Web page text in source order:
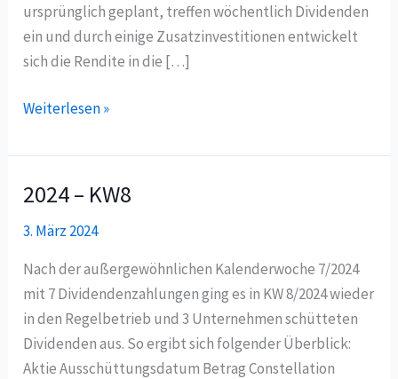
ursprünglich geplant, treffen wöchentlich Dividenden
ein und durch einige Zusatzinvestitionen entwickelt
sich die Rendite in die […]
Weiterlesen »
2024 – KW8
3. März 2024
Nach der außergewöhnlichen Kalenderwoche 7/2024
mit 7 Dividendenzahlungen ging es in KW 8/2024 wieder
in den Regelbetrieb und 3 Unternehmen schütteten
Dividenden aus. So ergibt sich folgender Überblick:
Aktie Ausschüttungsdatum Betrag Constellation
2024
KW8